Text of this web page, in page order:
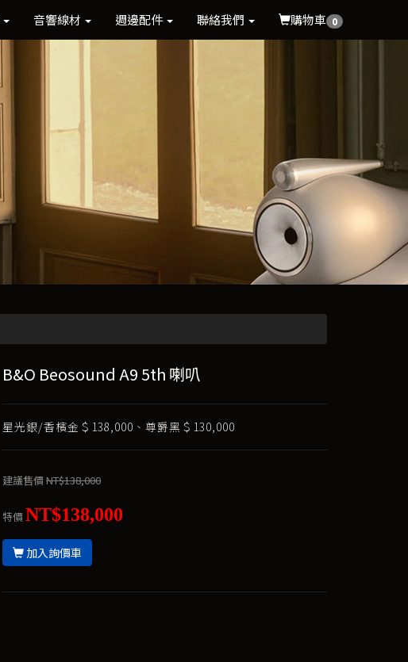
音響線材 週邊配件 聯絡我們 購物車 0
B&O Beosound A9 5th 喇叭
星光銀/香檳金＄138,000、尊爵黑＄130,000
建議售價NT$138,000
特價NT$138,000
加入詢價車